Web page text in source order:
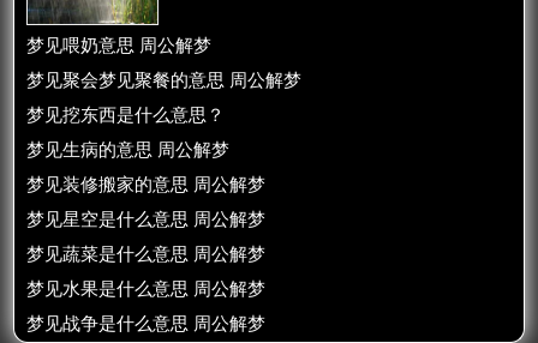
梦见喂奶意思 周公解梦
梦见聚会梦见聚餐的意思 周公解梦
梦见挖东西是什么意思？
梦见生病的意思 周公解梦
梦见装修搬家的意思 周公解梦
梦见星空是什么意思 周公解梦
梦见蔬菜是什么意思 周公解梦
梦见水果是什么意思 周公解梦
梦见战争是什么意思 周公解梦